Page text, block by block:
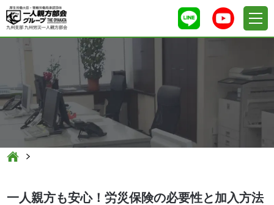
一人親方も安心！労災保険の必要性と加入方法